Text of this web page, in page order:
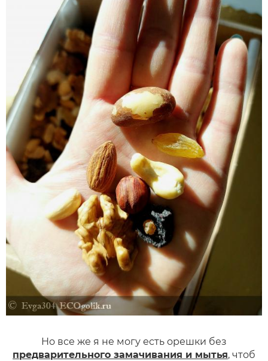
Но все же я не могу есть орешки без
предварительного замачивания и мытья, чтоб